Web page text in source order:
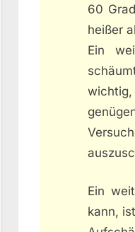
60
heißer
Ein
Ein
kann,